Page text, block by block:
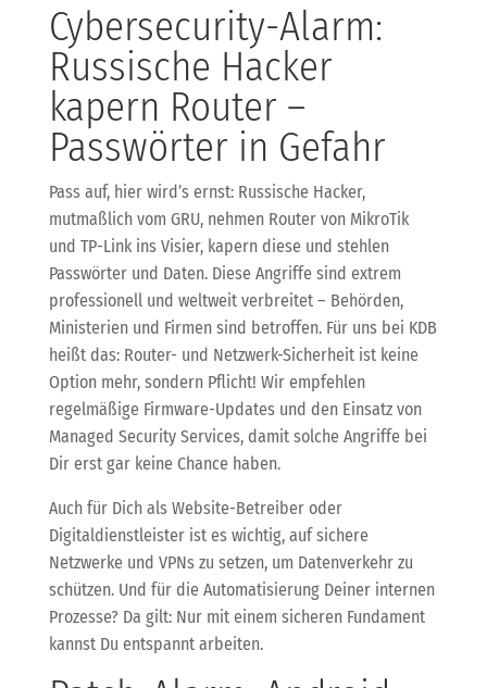
Cybersecurity-Alarm:
Russische Hacker
kapern Router –
Passwörter in Gefahr
Pass auf, hier wird’s ernst: Russische Hacker,
mutmaßlich vom GRU, nehmen Router von MikroTik
und TP-Link ins Visier, kapern diese und stehlen
Passwörter und Daten. Diese Angriffe sind extrem
professionell und weltweit verbreitet – Behörden,
Ministerien und Firmen sind betroffen. Für uns bei KDB
heißt das: Router- und Netzwerk-Sicherheit ist keine
Option mehr, sondern Pflicht! Wir empfehlen
regelmäßige Firmware-Updates und den Einsatz von
Managed Security Services, damit solche Angriffe bei
Dir erst gar keine Chance haben.
Auch für Dich als Website-Betreiber oder
Digitaldienstleister ist es wichtig, auf sichere
Netzwerke und VPNs zu setzen, um Datenverkehr zu
schützen. Und für die Automatisierung Deiner internen
Prozesse? Da gilt: Nur mit einem sicheren Fundament
kannst Du entspannt arbeiten.